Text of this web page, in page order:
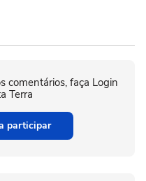
comentários, faça Login
Terra
participar